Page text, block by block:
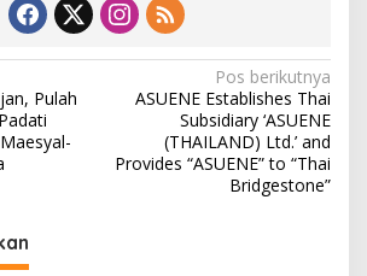
Pulah
Pos berikutnya
ASUENE Establishes Thai
Subsidiary ‘ASUENE
(THAILAND) Ltd.’ and
Provides “ASUENE” to “Thai
Bridgestone”